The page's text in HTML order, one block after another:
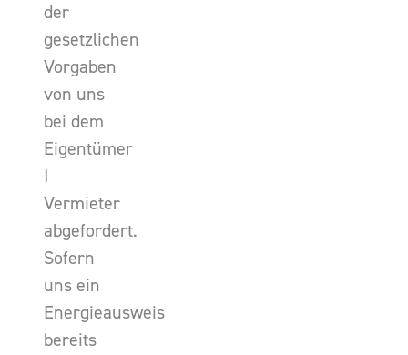
der
gesetzlichen
Vorgaben
von uns
bei dem
Eigentümer
I
Vermieter
abgefordert.
Sofern
uns ein
Energieausweis
bereits